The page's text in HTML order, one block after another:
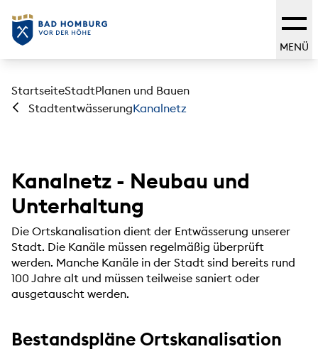
MENÜ
StartseiteStadtPlanen und Bauen
StadtentwässerungKanalnetz
Kanalnetz - Neubau und
Unterhaltung
Die Ortskanalisation dient der Entwässerung unserer
Stadt. Die Kanäle müssen regelmäßig überprüft
werden. Manche Kanäle in der Stadt sind bereits rund
100 Jahre alt und müssen teilweise saniert oder
ausgetauscht werden.
Bestandspläne Ortskanalisation